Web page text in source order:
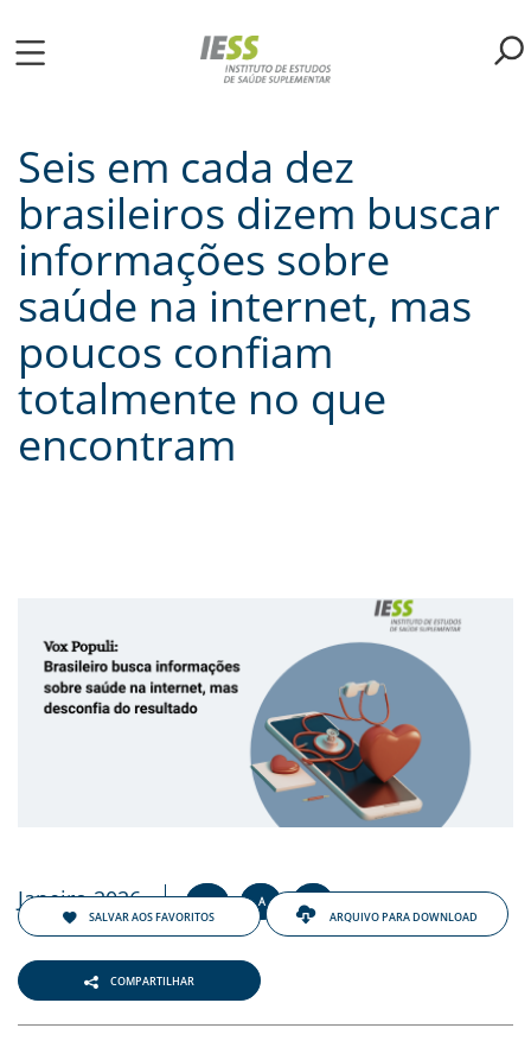
para
IESS
Seis em cada dez
brasileiros dizem buscar
informações sobre
saúde na internet, mas
poucos confiam
totalmente no que
encontram
Janeiro 2026 +A A
SALVAR AOS FAVORITOS
ARQUIVO PARA DOWNLOAD
COMPARTILHAR